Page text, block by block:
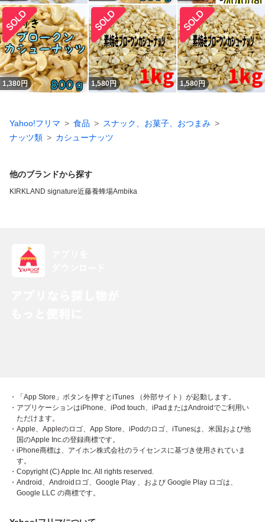
1,380円 1,580円 1,580円
Yahoo!フリマ 食品
スナック、お菓子、おつまみ
ナッツ類
カシューナッツ
他のブランドから探す
KIRKLAND signature近藤養蜂場Ambika
・「App Store」ボタンを押すとiTunes （外部サイト）が起動します。
・アプリケーションはiPhone、iPod touch、iPadまたはAndroidでご利用い
ただけます。
・Apple、Appleのロゴ、App Store、iPodのロゴ、iTunesは、米国および他
国のApple Inc.の登録商標です。
・iPhone商標は、アイホン株式会社のライセンスに基づき使用されていま
す。
・Copyright (C) Apple Inc. All rights reserved.
・Android、Androidロゴ、Google Play 、および Google Play ロゴは、
Google LLC の商標です。